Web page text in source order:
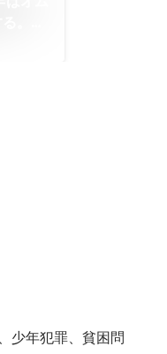
少年犯罪、貧困問